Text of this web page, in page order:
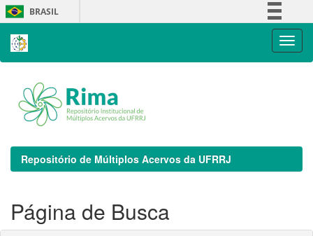
Skip
navigation
BRASIL
Repositório de Múltiplos Acervos da UFRRJ
Página de Busca